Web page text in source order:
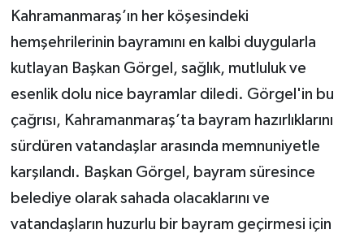
Kahramanmaraş’ın her köşesindeki
hemşehrilerinin bayramını en kalbi duygularla
kutlayan Başkan Görgel, sağlık, mutluluk ve
esenlik dolu nice bayramlar diledi. Görgel'in bu
çağrısı, Kahramanmaraş’ta bayram hazırlıklarını
sürdüren vatandaşlar arasında memnuniyetle
karşılandı. Başkan Görgel, bayram süresince
belediye olarak sahada olacaklarını ve
vatandaşların huzurlu bir bayram geçirmesi için